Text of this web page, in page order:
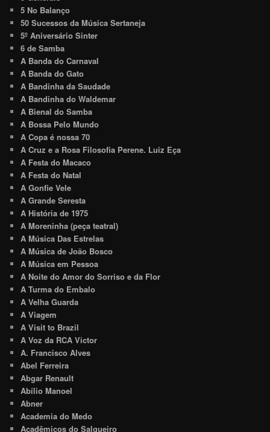
5 No Balanço
50 Sucessos da Música Sertaneja
5º Aniversário Sinter
6 de Samba
A Banda do Carnaval
A Banda do Gato
A Bandinha da Saudade
A Bandinha do Waldemar
A Bienal do Samba
A Bossa Pelo Mundo
A Copa é nossa 70
A Cruz e a Rosa Filosofia Perene. Luiz Eça
A Festa do Macaco
A Festa do Natal
A Gonfie Vele
A Grande Seresta
A História de 1975
A Moreninha (peça teatral)
A Música Das Estrelas
A Música de João Bosco
A Música em Pessoa
A Noite do Amor do Sorriso e da Flor
A Turma do Embalo
A Velha Guarda
A Viagem
A Visit to Brazil
A Voz da RCA Victor
A. Francisco Alves
Abel Ferreira
Abgar Renault
Abílio Manoel
Abner
Academia do Medo
Acadêmicos do Salgueiro